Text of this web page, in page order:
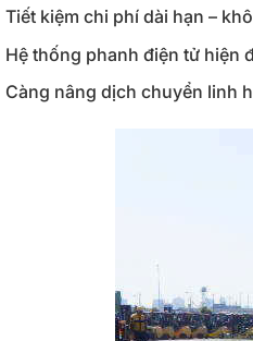
Tiết kiệm chi phí dài hạn –
Hệ thống phanh điện tử hiện
Càng nâng dịch chuyển linh